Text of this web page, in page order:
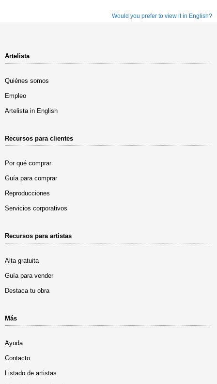
Would you prefer to view it in English?
Artelista
Quiénes somos
Empleo
Artelista in English
Recursos para clientes
Por qué comprar
Guía para comprar
Reproducciones
Servicios corporativos
Recursos para artistas
Alta gratuita
Guía para vender
Destaca tu obra
Más
Ayuda
Contacto
Listado de artistas